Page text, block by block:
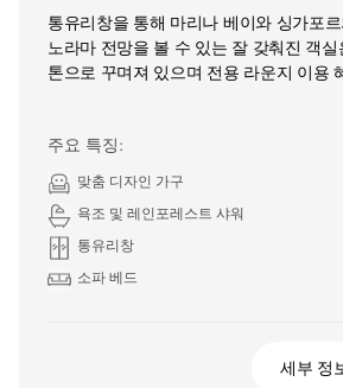
통유리창을 통해 마리나 베이와 싱가포
노라마 전망을 볼 수 있는 잘 갖춰진 객
톤으로 꾸며져 있으며 전용 라운지 이용
주요 특징:
맞춤 디자인 가구
욕조 및 레인포레스트 샤워
통유리창
소파 베드
세부 정